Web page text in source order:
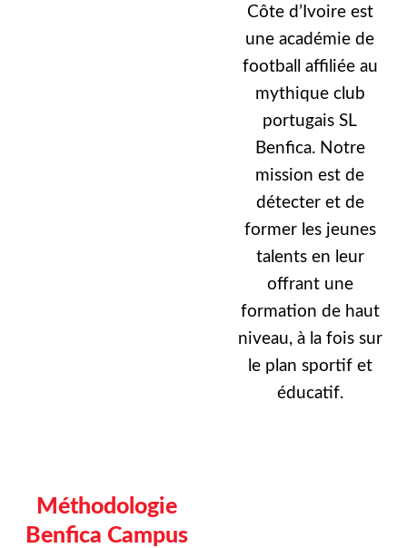
Côte d’Ivoire est
une académie de
football affiliée au
mythique club
portugais SL
Benfica. Notre
mission est de
détecter et de
former les jeunes
talents en leur
offrant une
formation de haut
niveau, à la fois sur
le plan sportif et
éducatif.
Méthodologie
Benfica Campus